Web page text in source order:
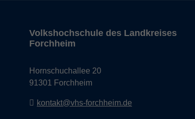
Volkshochschule des Landkreises
Forchheim
Hornschuchallee 20
91301 Forchheim
kontakt@vhs-forchheim.de